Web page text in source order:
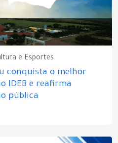
e Esportes
conquista o melhor
IDEB e reafirma
pública